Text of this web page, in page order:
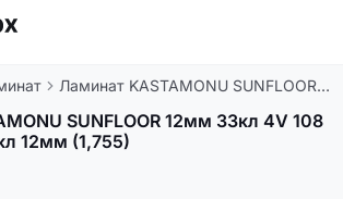
Ламинат KASTAMONU SUNFLOOR 12мм 33кл 4V 108 Дуб Сплит* 33кл 12мм (1,755)
SUNFLOOR 12мм 33кл 4V 108
12мм (1,755)